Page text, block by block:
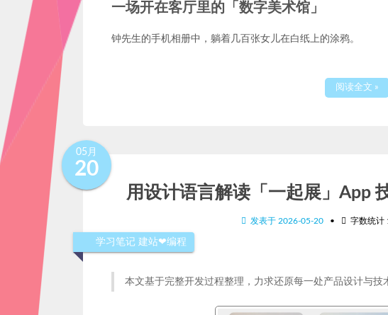
一场开在客厅里的「数字美术馆」
钟先生的手机相册中，躺着几百张女儿在白纸上的涂鸦。
阅读全文 »
05月
20
学习笔记 建站❤编程
用设计语言解读「一起展」App
发表于 2026-05-20 • 字数统计
本文基于完整开发过程整理，力求还原每一处产品设计与技